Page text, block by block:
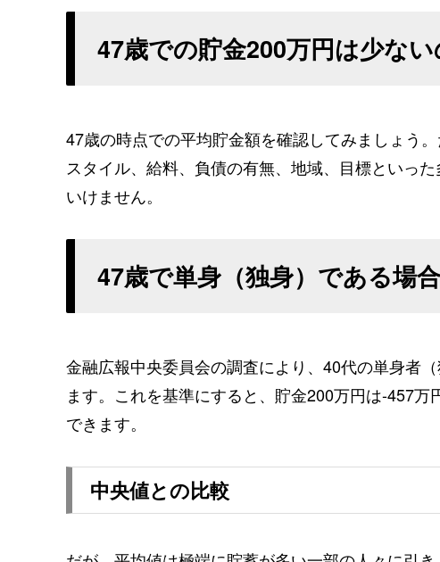
47歳での貯金200万円は少な
47歳の時点での平均貯金額を確認してみましょう
スタイル、給料、負債の有無、地域、目標といっ
いけません。
47歳で単身（独身）である場合
金融広報中央委員会の調査により、40代の単身者
ます。これを基準にすると、貯金200万円は-457
できます。
中央値との比較